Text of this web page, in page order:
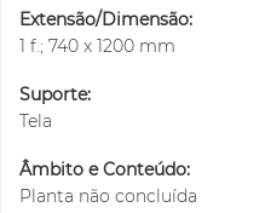
Extensão/Dimensão:
1 f.; 740 x 1200 mm
Suporte:
Tela
Âmbito e Conteúdo:
Planta não concluída